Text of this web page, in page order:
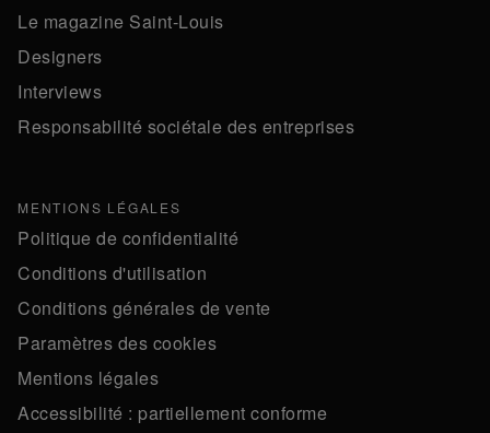
Le magazine Saint-Louis
Designers
Interviews
Responsabilité sociétale des entreprises
MENTIONS LÉGALES
Politique de confidentialité
Conditions d'utilisation
Conditions générales de vente
Paramètres des cookies
Mentions légales
Accessibilité : partiellement conforme